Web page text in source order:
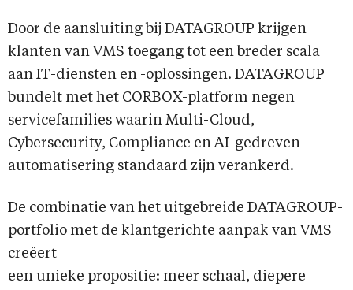
Door de aansluiting bij DATAGROUP krijgen
klanten van VMS toegang tot een breder scala
aan IT-diensten en -oplossingen. DATAGROUP
bundelt met het CORBOX-platform negen
servicefamilies waarin Multi-Cloud,
Cybersecurity, Compliance en AI-gedreven
automatisering standaard zijn verankerd.
De combinatie van het uitgebreide DATAGROUP-
portfolio met de klantgerichte aanpak van VMS
creëert
een unieke propositie: meer schaal, diepere